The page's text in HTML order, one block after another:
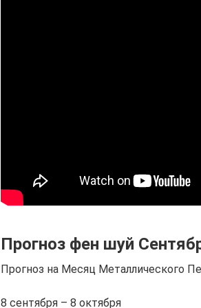
Прогноз фен шуй
Прогноз на Месяц Металлического
8 сентября – 8 октября